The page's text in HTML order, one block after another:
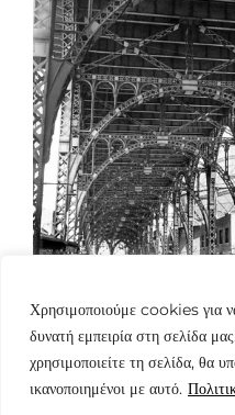
Χρησιμοποιούμε cookies για
δυνατή εμπειρία στη σελίδα
χρησιμοποιείτε τη σελίδα, θα
ικανοποιημένοι με αυτό.